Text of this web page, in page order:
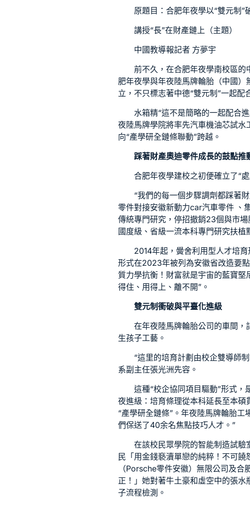
原題目：合肥年夜學以“雙元制”
講授“長”在財產鏈上（主題）
中國教導報記者 方夢宇
前不久，在合肥年夜學南校區的
肥年夜學與年夜陸馬牌輪胎（中國
立，不只標志著中德“雙元制”一起配
水箱精“這不是簡略的一起配合
夜陸馬牌學院將率先汽車機油芯試水
向“產學研全鏈條聯動”跨越。
踩著財產奧迪零件成長的鼓點推
合肥年夜學建校之初便確立了“
“我們的每一個步驟調劑都踩著
零件對接安徽新動力car汽車零件 、
傳統專門研究，停招撤銷23個與市
國度級、省級一流本科專門研究扶
2014年起，黌舍利用型人才培
形式在2023年被列為安徽省改造要
質力學抗衡！財富就是宇宙的藍寶堅
得住、用得上、離不開”。
雙元制衝破與平臺化進級
在年夜陸馬牌輪胎公司的車間，
生孩子工藝。
“這里的培育計劃由校企雙導師
系副主任張光洲先容。
這種“校企協同項目驅動”形式
夜進級：培育條理從本科延長至本碩
“產學研全鏈條”。年夜陸馬牌輪胎
們保送了40余名焦點技巧人才。”
在該校民眾學院的智能制造試驗
民「用金錢褻瀆單戀的純粹！不可
（Porsche零件安徽）無限公司及合
正！」她對著牛土豪和虛空中的張水
子流程檢測。